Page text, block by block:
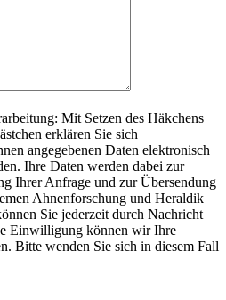
Mit Setzen des Häkchens
erklären Sie sich
angegebenen Daten elektronisch
Ihre Daten werden dabei zur
Ihrer Anfrage und zur Übersendung
Ahnenforschung und Heraldik
Sie jederzeit durch Nachricht
Einwilligung können wir Ihre
Bitte wenden Sie sich in diesem Fall